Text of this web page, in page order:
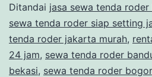
Ditandai jasa sewa tenda
sewa tenda roder siap setting
tenda roder jakarta murah,
24 jam, sewa tenda roder
bekasi, sewa tenda roder bogor